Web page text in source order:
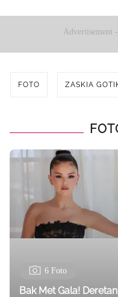
Advertisement
FOTO ZASKIA
6 Foto
Bak Met Gala!